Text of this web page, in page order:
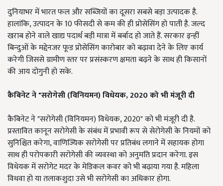
दुनियाभर में भारत फल और सब्जियों का दूसरा सबसे बड़ा उत्पादक है.
हालांकि, उत्पादन के 10 फीसदी से कम की ही प्रोसेसिंग हो पाती है. जल्द
खराब होने वाले खाद्य पदार्थ बड़ी मात्रा में बर्बाद हो जाते हैं. सरकार इन्हीं
बिन्दुओं के मद्देनजर फूड प्रोसेसिंग कारोबार को बढ़ावा देने के लिए कार्य
करेगी जिससे ग्रामीण स्तर पर प्रसंस्करण क्षमता बढ़ने के साथ ही किसानों
की आय दोगुनी हो सके.
कैबिनेट ने "सरोगेसी (विनियमन) विधेयक,2020 को भी मंजूरी दी
कैबिनेट ने "सरोगेसी (विनियमन) विधेयक, 2020" को भी मंजूरी दी है.
प्रस्तावित कानून सरोगेसी के संबंध में प्रभावी रूप से सेरोगेसी के नियमों को
सुनिश्चित करेगा, वाणिज्यिक सरोगेसी पर प्रतिबंध लगाने में सहायक होगा
साथ ही परोपकारी सरोगेसी की व्यवस्था को अनुमति प्रदान करेगा. इस
विधेयक में सरोगेट मदर के मेडिकल कवर को भी बढ़ाया गया है. महिला
विधवा हो या तलाकशुदा उसे भी सरोगेसी का अधिकार होगा.